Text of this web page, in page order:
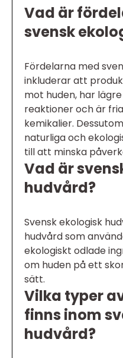
Vad är
svensk
Fördelarna med
inkluderar att
mot huden, har
reaktioner och är
kemikalier.
naturliga och
till att minska
Vad är
hudvård?
Svensk ekologisk
hudvård som
ekologiskt odlade
om huden på ett
sätt.
Vilka typer
finns inom
hudvård?